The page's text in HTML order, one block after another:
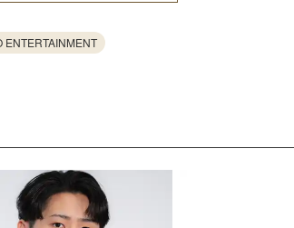
ENTERTAINMENT